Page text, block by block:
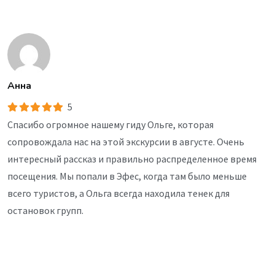
Анна
5
Спасибо огромное нашему гиду Ольге, которая
сопровождала нас на этой экскурсии в августе. Очень
интересный рассказ и правильно распределенное время
посещения. Мы попали в Эфес, когда там было меньше
всего туристов, а Ольга всегда находила тенек для
остановок групп.